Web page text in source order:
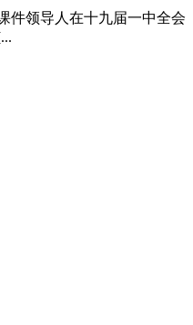
件领导人在十九届一中全会